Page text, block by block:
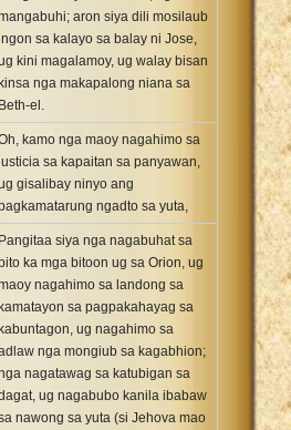
aron siya dili mosilaub
sa kalayo sa balay ni Jose,
kini magalamoy, ug walay bisan
nga makapalong niana sa
Beth-el.
kamo nga maoy nagahimo sa
sa kapaitan sa panyawan,
gisalibay ninyo ang
ngadto sa yuta,
Pangitaa siya nga nagabuhat sa
ka mga bitoon ug sa Orion, ug
nagahimo sa landong sa
sa pagpakahayag sa
ug nagahimo sa
nga mongiub sa kagabhion;
nagatawag sa katubigan sa
ug nagabubo kanila ibabaw
nawong sa yuta (si Jehova mao